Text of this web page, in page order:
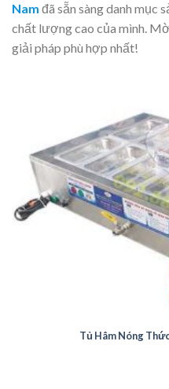
Nam đã sẵn sàng danh mục
chất lượng cao của mình.
giải pháp phù hợp nhất!
Tủ Hâm Nóng